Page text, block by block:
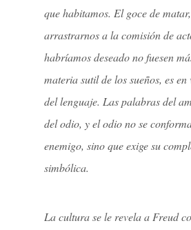
que habitamos. El goce de
arrastrarnos a la comisión de
habríamos deseado no fuesen
materia sutil de los sueños, es
del lenguaje. Las palabras del
del odio, y el odio no se
enemigo, sino que exige su
simbólica.
La cultura se le revela a Freud